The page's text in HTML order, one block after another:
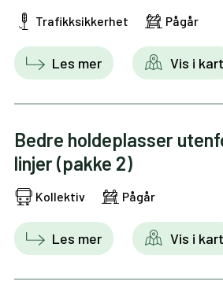
Trafikksikkerhet Pågår
Les mer Vis i kart
Bedre holdeplasser
linjer (pakke 2)
Kollektiv Pågår
Les mer Vis i kart